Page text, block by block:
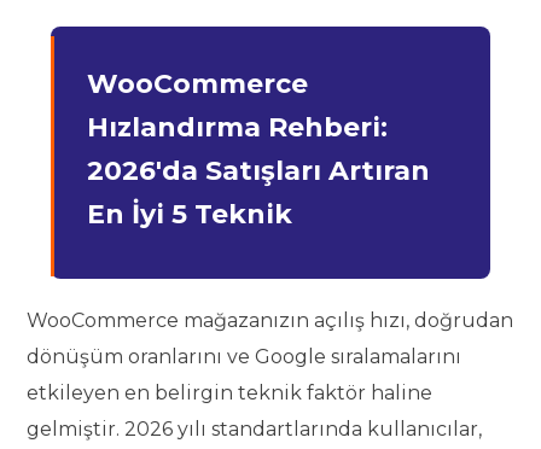
WooCommerce
Hızlandırma Rehberi:
2026'da Satışları Artıran
En İyi 5 Teknik
WooCommerce mağazanızın açılış hızı, doğrudan
dönüşüm oranlarını ve Google sıralamalarını
etkileyen en belirgin teknik faktör haline
gelmiştir. 2026 yılı standartlarında kullanıcılar,